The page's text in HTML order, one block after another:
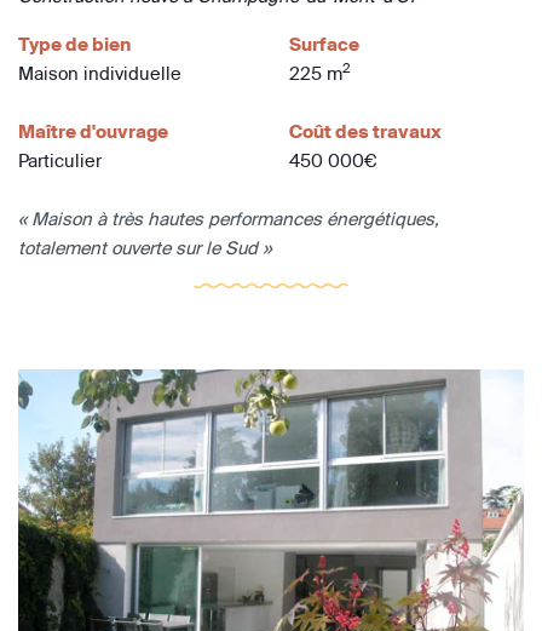
Type de bien
Maison individuelle
Surface
225 m2
Maître d'ouvrage
Particulier
Coût des travaux
450 000€
« Maison à très hautes performances énergétiques,
totalement ouverte sur le Sud »